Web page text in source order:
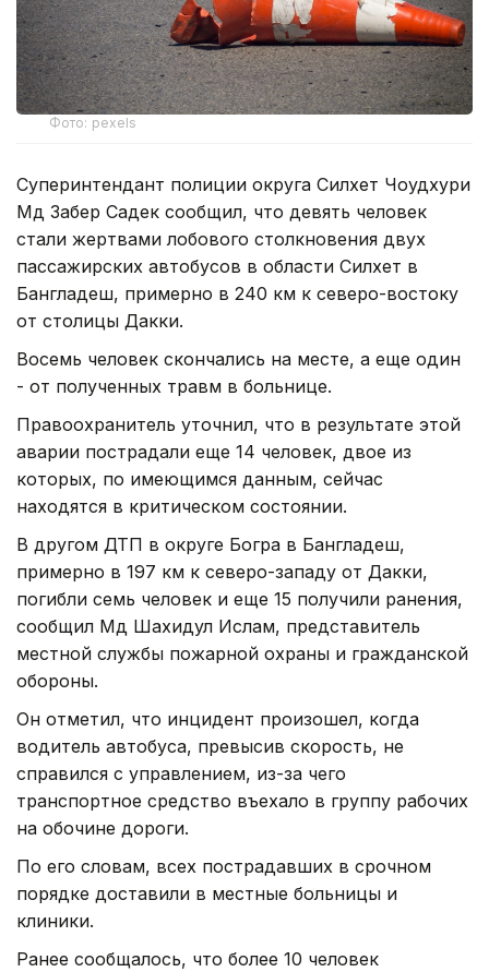
Фото: pexels
Суперинтендант полиции округа Силхет Чоудхури
Мд Забер Садек сообщил, что девять человек
стали жертвами лобового столкновения двух
пассажирских автобусов в области Силхет в
Бангладеш, примерно в 240 км к северо-востоку
от столицы Дакки.
Восемь человек скончались на месте, а еще один
- от полученных травм в больнице.
Правоохранитель уточнил, что в результате этой
аварии пострадали еще 14 человек, двое из
которых, по имеющимся данным, сейчас
находятся в критическом состоянии.
В другом ДТП в округе Богра в Бангладеш,
примерно в 197 км к северо-западу от Дакки,
погибли семь человек и еще 15 получили ранения,
сообщил Мд Шахидул Ислам, представитель
местной службы пожарной охраны и гражданской
обороны.
Он отметил, что инцидент произошел, когда
водитель автобуса, превысив скорость, не
справился с управлением, из-за чего
транспортное средство въехало в группу рабочих
на обочине дороги.
По его словам, всех пострадавших в срочном
порядке доставили в местные больницы и
клиники.
Ранее сообщалось, что более 10 человек